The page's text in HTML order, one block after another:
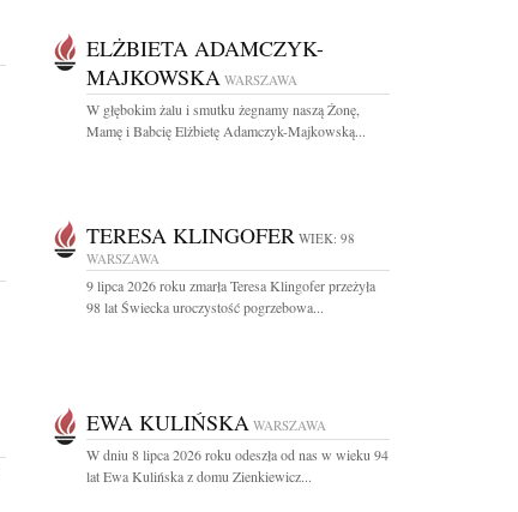
ELŻBIETA ADAMCZYK-
MAJKOWSKA WARSZAWA
W głębokim żalu i smutku żegnamy naszą Żonę,
Mamę i Babcię Elżbietę Adamczyk-Majkowską...
TERESA KLINGOFER WIEK: 98
WARSZAWA
9 lipca 2026 roku zmarła Teresa Klingofer przeżyła
98 lat Świecka uroczystość pogrzebowa...
EWA KULIŃSKA WARSZAWA
W dniu 8 lipca 2026 roku odeszła od nas w wieku 94
lat Ewa Kulińska z domu Zienkiewicz...